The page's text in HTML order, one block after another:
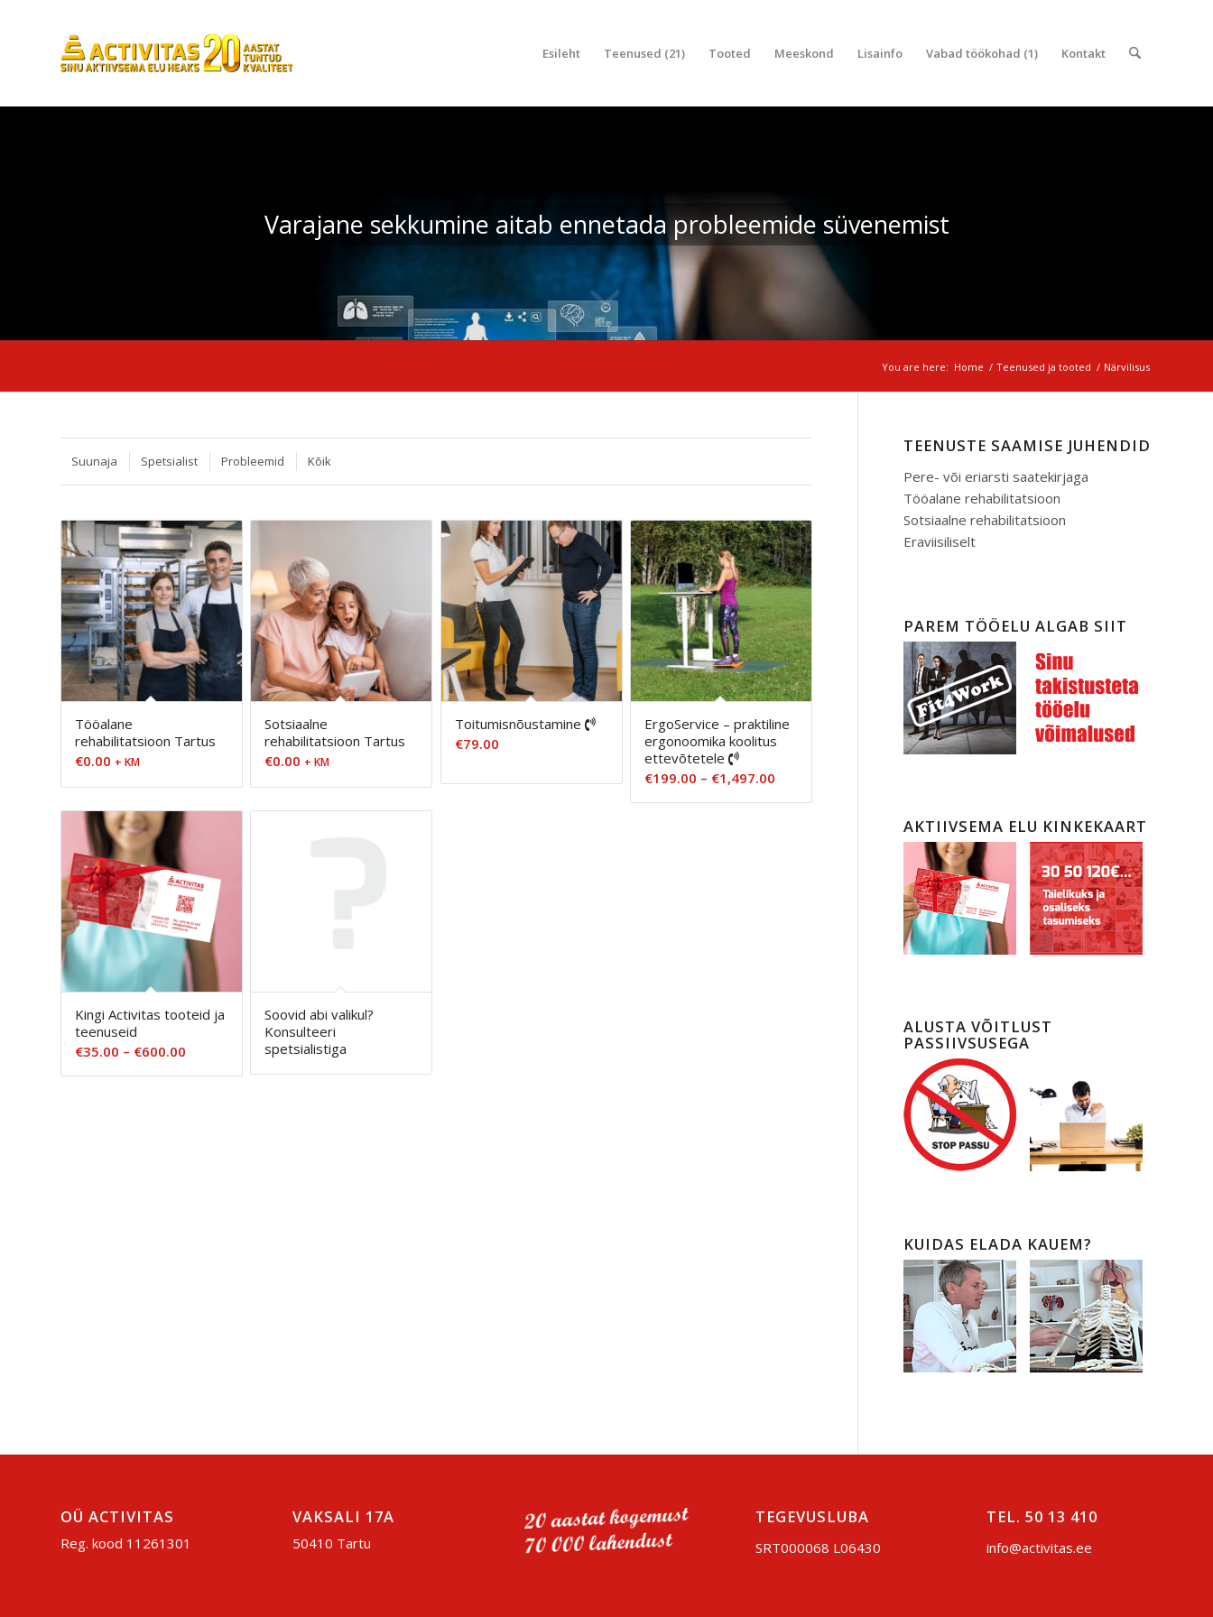
Esileht Teenused (21) Tooted Meeskond Lisainfo Vabad töökohad (1) Kontakt
Varajane sekkumine aitab ennetada probleemide süvenemist
You are here: Home / Teenused ja tooted / Närvilisus
Suunaja Spetsialist Probleemid Kõik
Tööalane
rehabilitatsioon Tartus
€0.00 + KM
Sotsiaalne
rehabilitatsioon Tartus
€0.00 + KM
Toitumisnõustamine
€79.00
ErgoService – praktiline
ergonoomika koolitus
ettevõtetele
€199.00 – €1,497.00
€199.00
Kingi Activitas tooteid ja
teenuseid
€35.00 – €600.00 Hinnavahemik:
€35.00
Soovid abi valikul?
Konsulteeri
spetsialistiga
TEENUSTE SAAMISE JUHENDID
Pere- või eriarsti saatekirjaga
Tööalane rehabilitatsioon
Sotsiaalne rehabilitatsioon
Eraviisiliselt
PAREM TÖÖELU ALGAB SIIT
AKTIIVSEMA ELU KINKEKAART
ALUSTA VÕITLUST
PASSIIVSUSEGA
KUIDAS ELADA KAUEM?
OÜ ACTIVITAS
Reg. kood 11261301
VAKSALI 17A
50410 Tartu
TEGEVUSLUBA
SRT000068 L06430
TEL. 50 13 410
info@activitas.ee